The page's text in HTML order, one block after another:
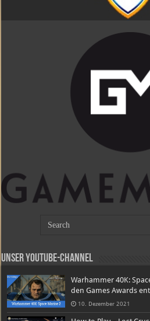
Unser Youtube-Channel
Warhammer 40K:
den Games Awards
10. Dezember 2021